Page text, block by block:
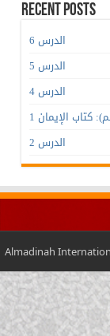
Recent Posts
الدرس 6
الدرس 5
الدرس 4
الدرس 2
Almadinah